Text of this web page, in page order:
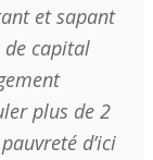
et sapant
capital
plus de 2
d’ici